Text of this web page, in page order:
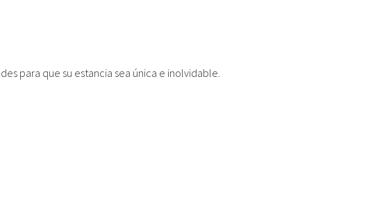
para que su estancia sea única e inolvidable.